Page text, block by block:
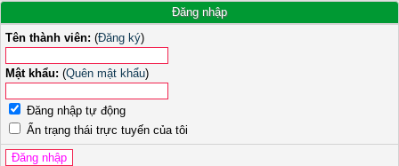
Đăng nhập
Tên thành viên: (Đăng ký)
Mật khẩu: (Quên mật khẩu)
Đăng nhập tự động
Ẩn trạng thái trực tuyến của tôi